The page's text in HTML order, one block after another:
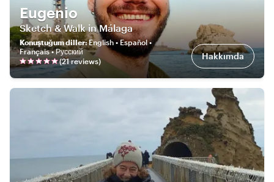
Eugenio
Sketch & Walk in Málaga
Konuştuğum diller:English • Español •
Français • Русский
(21reviews) Hakkımda